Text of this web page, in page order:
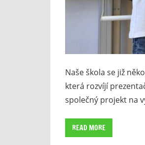
Naše škola se již
která rozvíjí
společný projekt na
READ MORE